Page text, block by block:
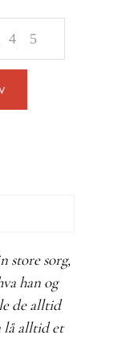
store sorg,
han og
de alltid
lå alltid et